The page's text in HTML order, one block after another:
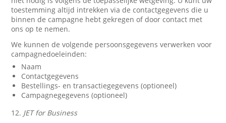
toestemming altijd intrekken via de contactgegevens die u
binnen de campagne hebt gekregen of door contact met
ons op te nemen.
We kunnen de volgende persoonsgegevens verwerken voor
campagnedoeleinden:
Naam
Contactgegevens
Bestellings- en transactiegegevens (optioneel)
Campagnegegevens (optioneel)
12. JET for Business